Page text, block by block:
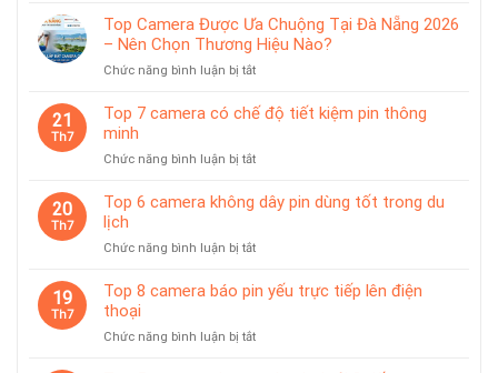
chống
nước
IP65
5
camera
pin
phù
giám
thời
Top Camera Được Ưa Chuộng Tại Đà Nẵng 2026
– Nên Chọn Thương Hiệu Nào?
Chức năng bình luận bị tắtở
Camera
Được
Chuộng
Đà
Chọn
Hiệu
21
Th7
Top 7 camera có chế độ tiết kiệm pin thông
minh
Chức năng bình luận bị tắtở
camera
chế
tiết
20
Th7
Top 6 camera không dây pin dùng tốt trong du
lịch
Chức năng bình luận bị tắtở
6
camera
dây
19
Th7
Top 8 camera báo pin yếu trực tiếp lên điện
thoại
Chức năng bình luận bị tắtở